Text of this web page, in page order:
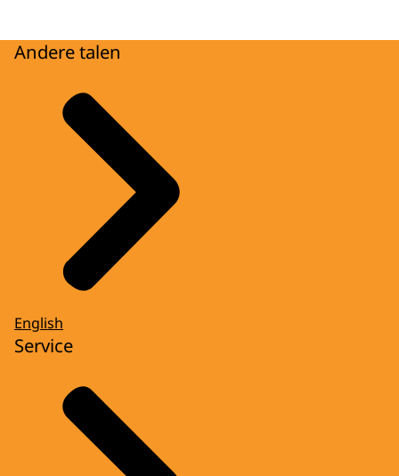
Andere talen
English
Service